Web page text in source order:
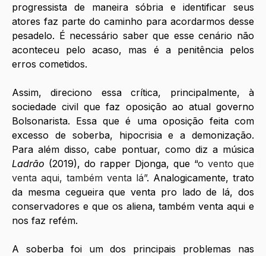
progressista de maneira sóbria e identificar seus
atores faz parte do caminho para acordarmos desse
pesadelo. É necessário saber que esse cenário não
aconteceu pelo acaso, mas é a penitência pelos
erros cometidos.
Assim, direciono essa crítica, principalmente, à
sociedade civil que faz oposição ao atual governo
Bolsonarista. Essa que é uma oposição feita com
excesso de soberba, hipocrisia e a demonização.
Ladrão (2019), do rapper Djonga, que “o vento que
venta aqui, também venta lá”. Analogicamente, trato
da mesma cegueira que venta pro lado de lá, dos
conservadores e que os aliena, também venta aqui e
nos faz refém.
A soberba foi um dos principais problemas nas